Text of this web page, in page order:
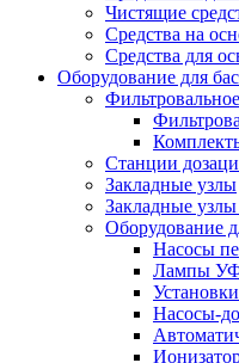
Чистящие
Средства на
Средства для
Оборудование для
Станции
Закладные узлы
Закладные
Оборудование
Насосы
Лампы
Насосы-